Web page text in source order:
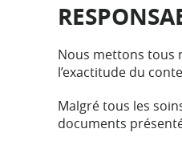
Nous mettons tous
l’exactitude du
Malgré tous les
documents